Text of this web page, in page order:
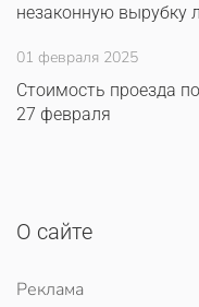
незаконную вырубку
01 февраля 2025
Стоимость проезда
27 февраля
О сайте
Реклама